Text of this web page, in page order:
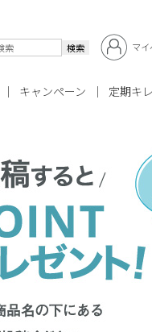
マ
キャンペーン 定期キ